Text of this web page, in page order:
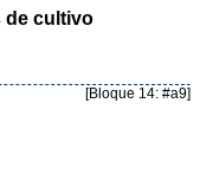
de cultivo
[Bloque 14: #a9]